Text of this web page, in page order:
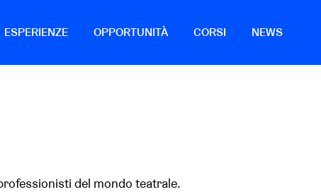
ESPERIENZE OPPORTUNITÀ CORSI NEWS
del mondo teatrale.